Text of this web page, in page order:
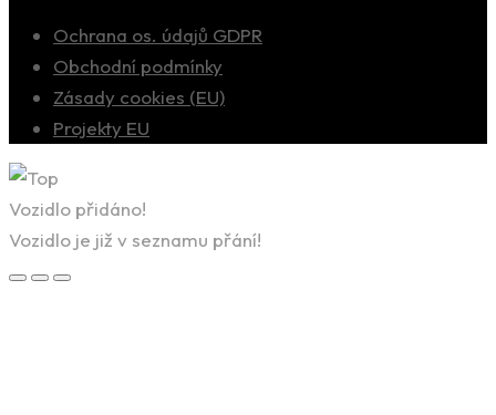
Ochrana os. údajů GDPR
Obchodní podmínky
Zásady cookies (EU)
Projekty EU
Vozidlo přidáno!
Vozidlo je již v seznamu přání!